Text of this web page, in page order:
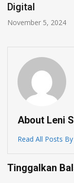
About Leni
Read All Posts
Tinggalkan